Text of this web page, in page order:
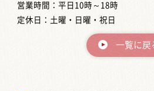
営業時間：平日10時～18時
定休日：土曜・日曜・祝日
一覧に戻